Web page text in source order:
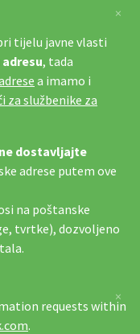
tijelu javne vlasti
, tada
a imamo i
za službenike za
ne dostavljajte
adrese putem ove
na poštanske
tvrtke), dozvoljeno
×
requests within
.
×